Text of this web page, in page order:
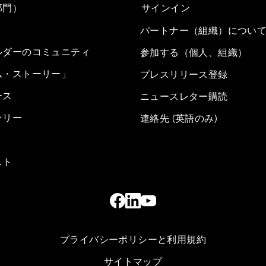
）
ーのコミュニティ
ストーリー」
リー
サインイン
パートナー（組織）につい
参加する（個人、組織）
プレスリリース登録
ニュースレター購読
連絡先 (英語のみ)
プライバシーポリシーと利用規約
サイトマップ